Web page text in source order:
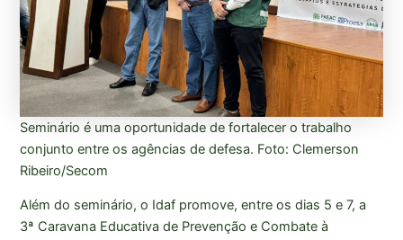
Seminário é uma oportunidade de fortalecer o trabalho
conjunto entre os agências de defesa. Foto: Clemerson
Ribeiro/Secom
Além do seminário, o Idaf promove, entre os dias 5 e 7, a
3ª Caravana Educativa de Prevenção e Combate à